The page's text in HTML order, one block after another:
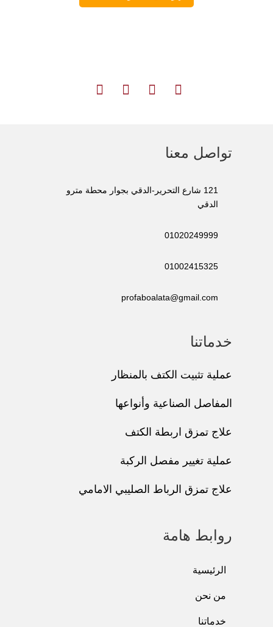




تواصل معنا
121 شارع التحرير-الدقي بجوار محطة مترو
الدقي
01020249999
01002415325
profaboalata@gmail.com
خدماتنا
عملية تثبيت الكتف بالمنظار
المفاصل الصناعية وأنواعها
علاج تمزق اربطة الكتف
عملية تغيير مفصل الركبة
علاج تمزق الرباط الصليبي الامامي
روابط هامة
الرئيسية
من نحن
خدماتنا